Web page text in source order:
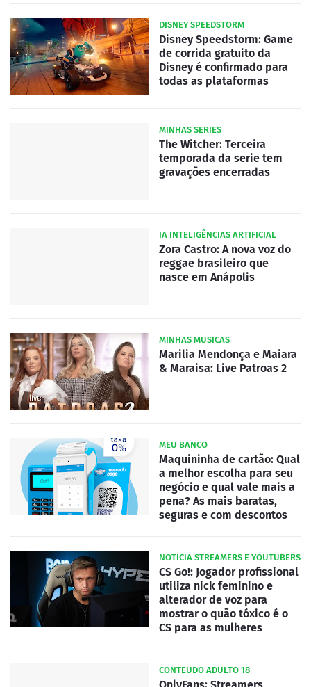
DISNEY SPEEDSTORM
Disney Speedstorm: Game
de corrida gratuito da
Disney é confirmado para
todas as plataformas
MINHAS SERIES
The Witcher: Terceira
temporada da serie tem
gravações encerradas
IA INTELIGÊNCIAS ARTIFICIAL
Zora Castro: A nova voz do
reggae brasileiro que
nasce em Anápolis
MINHAS MUSICAS
Marilia Mendonça e Maiara
& Maraisa: Live Patroas 2
MEU BANCO
Maquininha de cartão: Qual
a melhor escolha para seu
negócio e qual vale mais a
pena? As mais baratas,
seguras e com descontos
NOTICIA STREAMERS E YOUTUBERS
CS Go!: Jogador profissional
utiliza nick feminino e
alterador de voz para
mostrar o quão tóxico é o
CS para as mulheres
CONTEUDO ADULTO 18